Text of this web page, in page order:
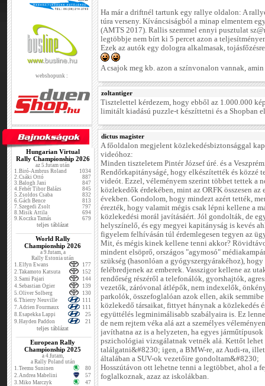
webshopunk :
Hungarian Virtual
Rally Championship 2026
az 5.futam után
1.Biró-Ambrus Roland
1034
2.Csáki Ottó
887
3.Balogh Jani
847
4.Fehér Tibor Balázs
845
5.Zsoldos Csaba
832
6.Gách Bence
813
7.Szegedi Zsolt
797
8.Misik Attila
694
9.Koczka Tamás 679
teljes táblázat
World Rally
Championship 2026
a 9.futam, a
Rally Estonia után
1.Elfyn Ewans
177
2.Takamoto Katsuta
152
3.Sami Pajari
144
4.Sebastian Ogier
139
5.Oliver Solberg
130
6.Thierry Neuville
111
7.Adrien Fourmaux
111
8.Esapekka Lappi
25
9.Hayden Paddon 21
teljes táblázat
European Rally
Championship 2025
a 4.futam,
a Rally Poland után
1.Teemu Suninen
80
2.Andrea Mabelini
57
3.Miko Marczyk
47
Ha már a driftnél tartunk egy rallye oldalon: A
túra verseny. Kíváncsiságból a minap elmentem
(AMTS 2017). Rallis szemmel ennyi pusztulat
legtöbbje nem bírt ki 5 percet azon a
Ezek az autók egy dologra alkalmasak,
A csajok meg kb. azon a színvonalon vannak,
zoltantiger
Tisztelettel kérdezem, hogy ebből az 1.000.000
limitált kiadású puzzle-t készíttetni és a Shopban
dictus magister
A főoldalon megjelent közlekedésbiztonsággal
videóhoz:
Minden tiszteletem Pintér József úré. és a
Rendőrkapitányságé, hogy elkészítették és közzé
videót. Ezzel, véleményem szerint többet tettek a
közlekedők érdekében, mint az ORFK összesen az
években. Gondolom, hogy mindezt azért tették,
érezték, hogy valamit mégis csak lépni kellene a
közlekedési morál javításáért. Jól gondolták, de
helyszínelő, és egy megyei kapitányság is kevés
figyelem felhívásán túl érdemlegesen tegyen az
Mit, és mégis kinek kellene tenni akkor?
mindent elsöprő, országos "agymosó"
szükség (hasonlóan a gyógyszergyárakéhoz), hogy
felébredjenek az emberek. Vasszigor kellene az
rendőrség részéről a telefonálók, gyorshajtók,
vezetők, záróvonal átlépők, nem indexelők,
parkolók, összefoglalóan azok ellen, akik
közlekedő társaikat, fittyet hánynak a közlekedés
együttélés legminimálisabb szabályaira is. Ez
de nem rejtem véka alá azt a személyes
javíthatna az is a helyzeten, ha egyes
pszichológiai vizsgálatnak vetnék alá. Kettőt lehet
találgatni&#8230; igen, a BMW-re, az Audi-ra,
általában a SUV-ok vezetőire gondoltam&#8230;
Hosszútávon ott lehetne tenni a legtöbbet, ahol a
foglalkoznak, azaz az iskolákban.